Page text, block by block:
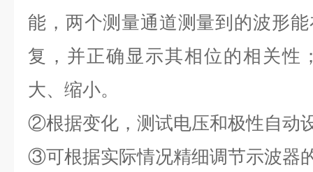
能，两个测量通道测量到的波形
复，并正确显示其相位的相关性
大、缩小。
②根据变化，测试电压和极性自动
③可根据实际情况精细调节示波器